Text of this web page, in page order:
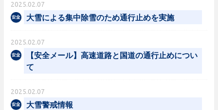
2025.02.07
大雪による集中除雪のため通行止めを実施
2025.02.07
【安全メール】高速道路と国道の通行止めについ
て
2025.02.07
大雪警戒情報